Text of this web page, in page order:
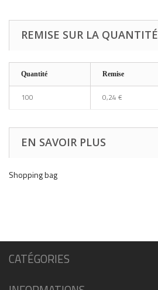
REMISE SUR LA QUANTITÉ
Quantité Remise
100 0,24 €
EN SAVOIR PLUS
Shopping bag
CATÉGORIES